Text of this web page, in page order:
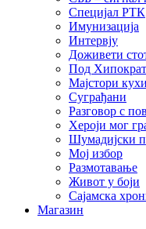
Специјал РТК
Имунизација
Интервју
Доживети
Под
Мајстори
Суграђани
Разговор с
Хероји мог
Шумадијски
Мој избор
Размотавање
Живот у боји
Сајамска
Магазин